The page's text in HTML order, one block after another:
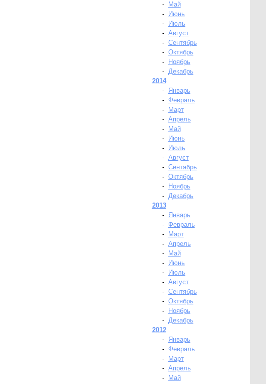
-
Май
-
Июнь
-
Июль
- Август
- Сентябрь
- Октябрь
-
Ноябрь
- Декабрь
2014
-
Январь
- Февраль
-
Март
- Апрель
-
Май
-
Июнь
-
Июль
- Август
- Сентябрь
- Октябрь
-
Ноябрь
- Декабрь
2013
-
Январь
- Февраль
-
Март
- Апрель
-
Май
-
Июнь
-
Июль
- Август
- Сентябрь
- Октябрь
-
Ноябрь
- Декабрь
2012
-
Январь
- Февраль
-
Март
- Апрель
-
Май